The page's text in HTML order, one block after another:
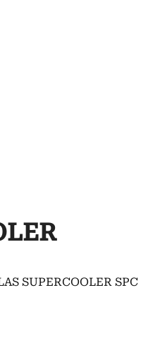
SUPERCOOLER SPC